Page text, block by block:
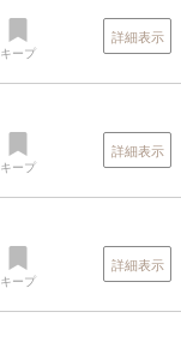
キープ
詳細表示
キープ
詳細表示
キープ
詳細表示